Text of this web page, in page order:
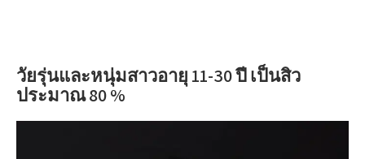
วัยรุ่นและหนุ่มสาวอายุ 11-30 ปี เป็นสิว
ประมาณ 80 %